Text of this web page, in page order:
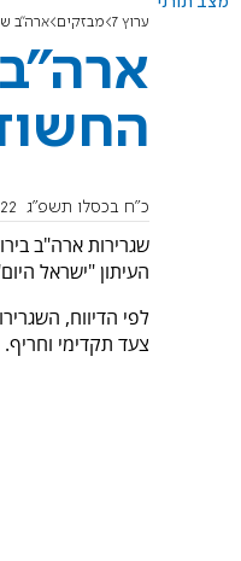
ערוץ 7 מבזקים ארה"ב
כ"ח בכסלו תשפ"ג
שגרירות ארה"ב
העיתון "ישראל
לפי הדיווח,
צעד תקדימי וחריף.